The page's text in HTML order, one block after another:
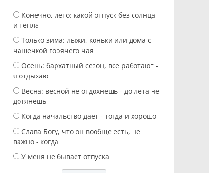
Конечно, лето: какой отпуск без солнца
и тепла
Только зима: лыжи, коньки или дома с
чашечкой горячего чая
Осень: бархатный сезон, все работают -
я отдыхаю
Весна: весной не отдохнешь - до лета не
дотянешь
Когда начальство дает - тогда и хорошо
Слава Богу, что он вообще есть, не
важно - когда
У меня не бывает отпуска